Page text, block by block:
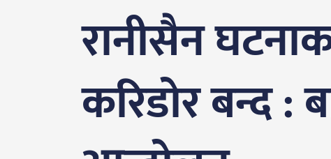
रानीसैन
करिडोर बन्द :